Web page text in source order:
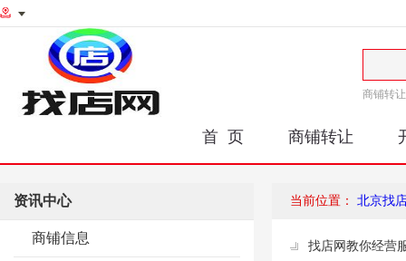
商铺转让
首 页 商铺转让
资讯中心
商铺信息
当前位置： 北京找
找店网教你经营